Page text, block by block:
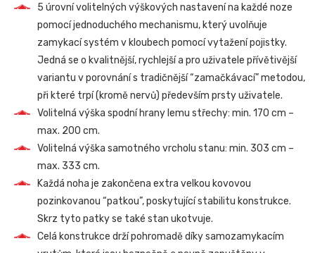
5 úrovní volitelných výškových nastavení na každé noze
pomocí jednoduchého mechanismu, který uvolňuje
zamykací systém v kloubech pomocí vytažení pojistky.
Jedná se o kvalitnější, rychlejší a pro uživatele přívětivější
variantu v porovnání s tradičnější “zamačkávací” metodou,
při které trpí (kromě nervů) především prsty uživatele.
Volitelná výška spodní hrany lemu střechy: min. 170 cm –
max. 200 cm.
Volitelná výška samotného vrcholu stanu: min. 303 cm –
max. 333 cm.
Každá noha je zakončena extra velkou kovovou
pozinkovanou “patkou”, poskytující stabilitu konstrukce.
Skrz tyto patky se také stan ukotvuje.
Celá konstrukce drží pohromadě díky samozamykacím